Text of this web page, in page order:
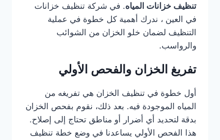
تنظيف خزانات المياه. في شركة تنظيف خزانات
في العين ، ندرك أهمية كل خطوة في عملية
التنظيف لضمان خلو الخزان من الشوائب
والرواسب.
تفريغ الخزان والفحص الأولي
أول خطوة في تنظيف الخزان هي تفريغه من
المياه الموجودة فيه. بعد ذلك، نقوم بفحص الخزان
بدقة لتحديد أي أضرار أو مناطق تحتاج إلى إصلاح.
هذا الفحص الأولي يساعدنا في وضع خطة تنظيف